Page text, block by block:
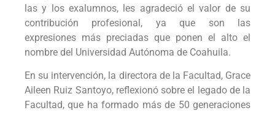
las y los exalumnos, les agradeció el valor de su
contribución profesional, ya que son las
expresiones más preciadas que ponen el alto el
nombre del Universidad Autónoma de Coahuila.
En su intervención, la directora de la Facultad, Grace
Aileen Ruiz Santoyo, reflexionó sobre el legado de la
Facultad, que ha formado más de 50 generaciones